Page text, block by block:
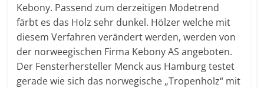
Kebony. Passend zum derzeitigen Modetrend
färbt es das Holz sehr dunkel. Hölzer welche mit
diesem Verfahren verändert werden, werden von
der norweegischen Firma Kebony AS angeboten.
Der Fensterhersteller Menck aus Hamburg testet
gerade wie sich das norwegische „Tropenholz“ mit